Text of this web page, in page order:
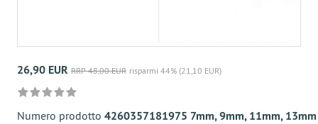
26,90 EUR RRP 48,00 EUR risparmi 44% (21,10 EUR)
Numero prodotto 4260357181975 7mm, 9mm, 11mm, 13mm